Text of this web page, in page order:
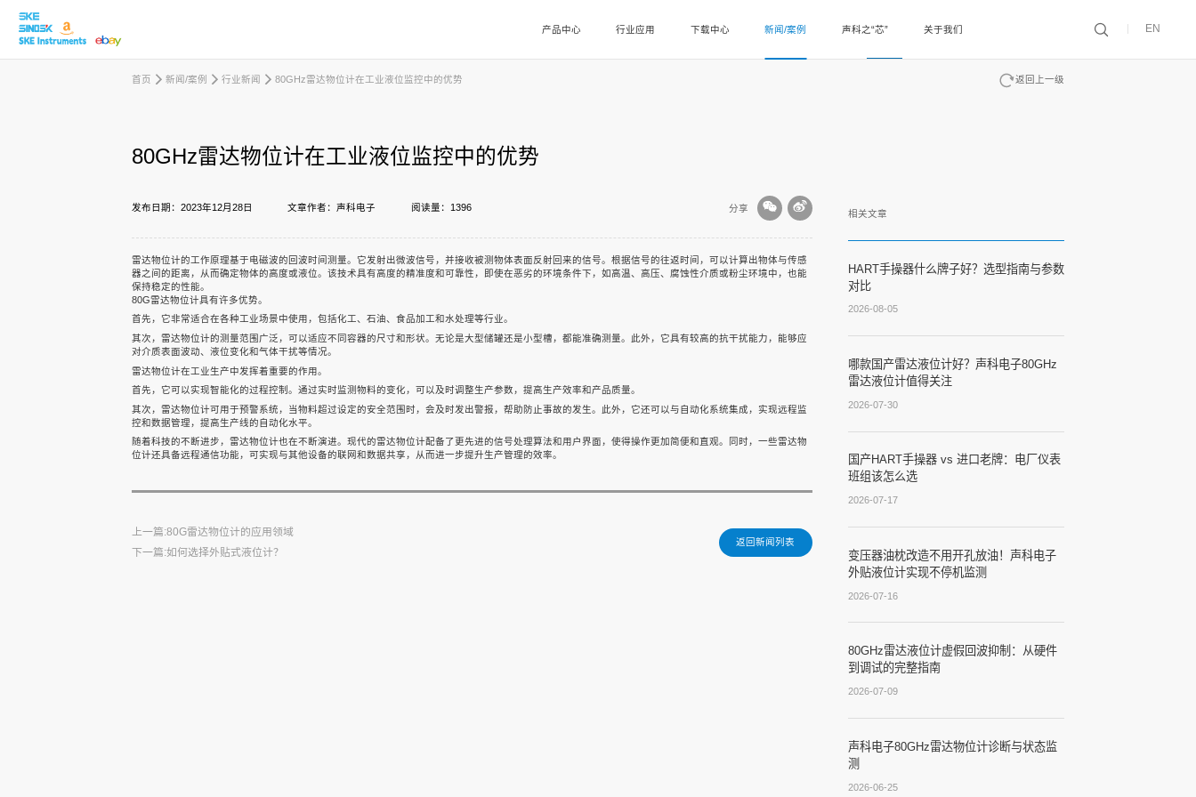
产品中心 行业应用 下载中心 新闻/案例 声科之“芯” 关于我们 EN
首页 新闻/案例 行业新闻 80GHz雷达物位计在工业液位监控中的优势 返回上一级
80GHz雷达物位计在工业液位监控中的优势
发布日期：2023年12月28日 文章作者：声科电子 阅读量：1396 分享
雷达物位计的工作原理基于电磁波的回波时间测量。它发射出微波信号，并接收被测物体表面反射回来的信号。根据信号的往返时间，可以计算出物体与传感
器之间的距离，从而确定物体的高度或液位。该技术具有高度的精准度和可靠性，即使在恶劣的环境条件下，如高温、高压、腐蚀性介质或粉尘环境中，也能
保持稳定的性能。
80G雷达物位计具有许多优势。
首先，它非常适合在各种工业场景中使用，包括化工、石油、食品加工和水处理等行业。
其次，雷达物位计的测量范围广泛，可以适应不同容器的尺寸和形状。无论是大型储罐还是小型槽，都能准确测量。此外，它具有较高的抗干扰能力，能够应
对介质表面波动、液位变化和气体干扰等情况。
雷达物位计在工业生产中发挥着重要的作用。
首先，它可以实现智能化的过程控制。通过实时监测物料的变化，可以及时调整生产参数，提高生产效率和产品质量。
其次，雷达物位计可用于预警系统，当物料超过设定的安全范围时，会及时发出警报，帮助防止事故的发生。此外，它还可以与自动化系统集成，实现远程监
控和数据管理，提高生产线的自动化水平。
随着科技的不断进步，雷达物位计也在不断演进。现代的雷达物位计配备了更先进的信号处理算法和用户界面，使得操作更加简便和直观。同时，一些雷达物
位计还具备远程通信功能，可实现与其他设备的联网和数据共享，从而进一步提升生产管理的效率。
上一篇:80G雷达物位计的应用领域
下一篇:如何选择外贴式液位计？
返回新闻列表
相关文章
HART手操器什么牌子好？选型指南与参数
对比
2026-08-05
哪款国产雷达液位计好？声科电子80GHz
雷达液位计值得关注
2026-07-30
国产HART手操器 vs 进口老牌：电厂仪表
班组该怎么选
2026-07-17
变压器油枕改造不用开孔放油！声科电子
外贴液位计实现不停机监测
2026-07-16
80GHz雷达液位计虚假回波抑制：从硬件
到调试的完整指南
2026-07-09
声科电子80GHz雷达物位计诊断与状态监
测
2026-06-25